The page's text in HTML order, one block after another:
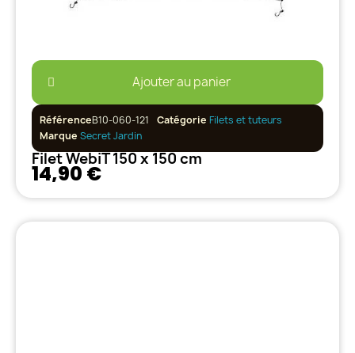
Ajouter au panier
RéférenceB10-060-121 Catégorie Filets et tuteurs
Marque Secret Jardin
Filet WebiT 150 x 150 cm
14,90 €